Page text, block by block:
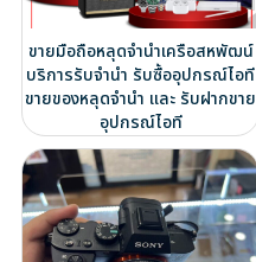
ขายมือถือหลุดจำนำเครือสหพัฒน์
บริการรับจำนำ รับซื้ออุปกรณ์ไอที
ขายของหลุดจำนำ และ รับฝากขาย
อุปกรณ์ไอที